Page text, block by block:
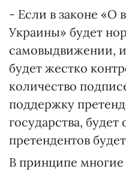
- Если в законе «О
Украины» будет
самовыдвижении,
будет жестко
количество
поддержку
государства,
претендентов
В принципе